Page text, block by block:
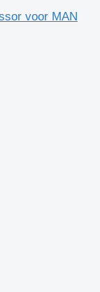
voor MAN